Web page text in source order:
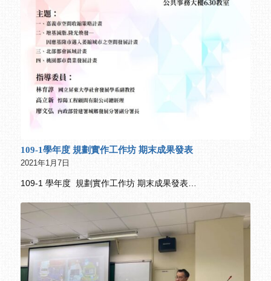
109-1學年度 規劃實作工作坊 期末成果發表
2021年1月7日
109-1 學年度 規劃實作工作坊 期末成果發表…